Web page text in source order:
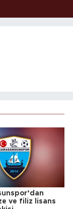
ve filiz lisans